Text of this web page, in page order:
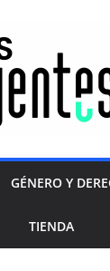
GÉNERO Y
TIENDA